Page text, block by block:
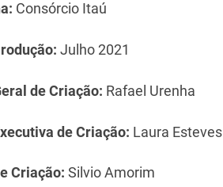
Consórcio Itaú
Julho 2021
de Criação: Rafael Urenha
de Criação: Laura Esteves
Criação: Silvio Amorim